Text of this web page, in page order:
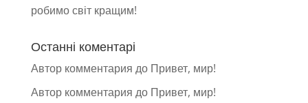
робимо світ кращим!
Останні коментарі
Автор комментария до Привет, мир!
Автор комментария до Привет, мир!